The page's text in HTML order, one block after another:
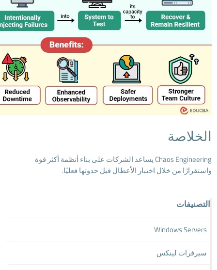
الخلاصة
Chaos Engineering يساعد الشركات على بناء أنظمة أكثر قوة
واستقرارًا من خلال اختبار الأعطال قبل حدوثها فعليًا.
التصنيفات
Windows Servers
سيرفرات لينكس